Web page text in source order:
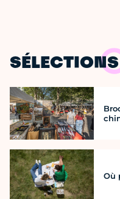
SÉLECTIONS
Où